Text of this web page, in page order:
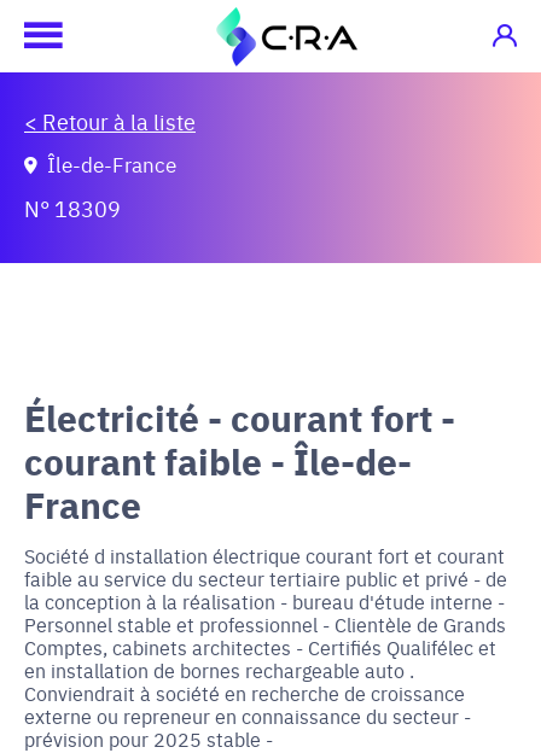
< Retour à la liste
N° 18309
Île-de-France
Électricité - courant fort -
courant faible - Île-de-
France
Société d installation électrique courant fort et courant
faible au service du secteur tertiaire public et privé - de
la conception à la réalisation - bureau d'étude interne -
Personnel stable et professionnel - Clientèle de Grands
Comptes, cabinets architectes - Certifiés Qualifélec et
en installation de bornes rechargeable auto .
Conviendrait à société en recherche de croissance
externe ou repreneur en connaissance du secteur -
prévision pour 2025 stable -